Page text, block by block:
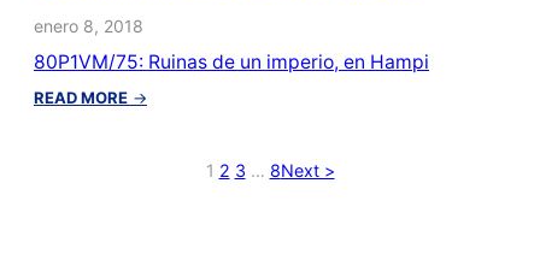
enero 8, 2018
80P1VM/75: Ruinas de un imperio, en Hampi
READ MORE →
1 2 3 … 8Next >